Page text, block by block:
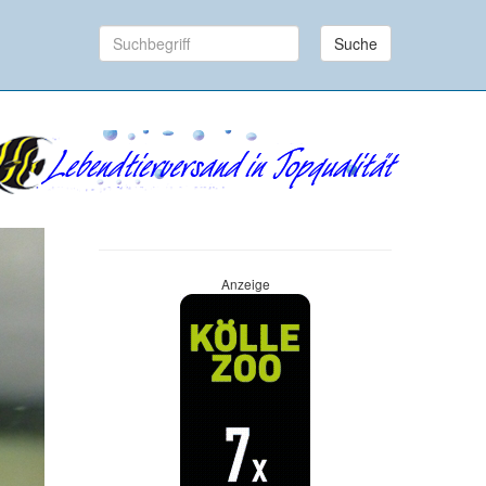
Suche
Anzeige